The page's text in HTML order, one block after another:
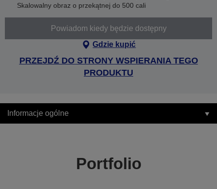
Skalowalny obraz o przekątnej do 500 cali
Powiadom kiedy będzie dostępny
Gdzie kupić
PRZEJDŹ DO STRONY WSPIERANIA TEGO
PRODUKTU
Informacje ogólne
Portfolio